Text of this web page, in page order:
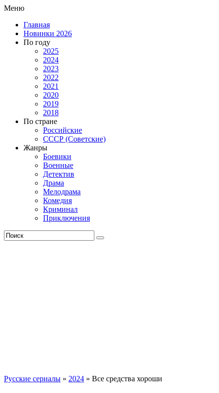
Меню
Главная
Новинки 2026
По году
2025
2024
2023
2022
2021
2020
2019
2018
По стране
Российские
СССР (Советские)
Жанры
Боевики
Военные
Детектив
Драма
Мелодрама
Комедия
Криминал
Приключения
Русские сериалы » 2024 » Все средства хороши